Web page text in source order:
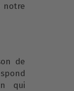
notre
de
qui